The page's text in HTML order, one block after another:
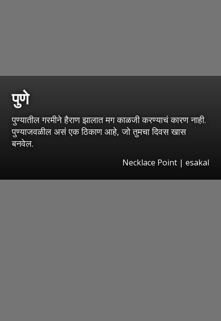
पुणे
पुण्यातील गरमीने हैराण झालात मग काळजी करण्याचं कारण नाही.
पुण्याजवळील असं एक ठिकाण आहे, जो तुमचा दिवस खास
बनवेल.
Necklace Point | esakal